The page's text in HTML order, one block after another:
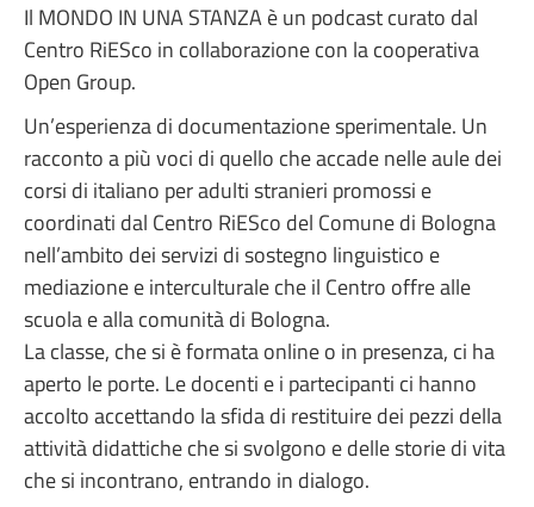
Il MONDO IN UNA STANZA è un podcast curato dal
Centro RiESco in collaborazione con la cooperativa
Open Group.
Un’esperienza di documentazione sperimentale. Un
racconto a più voci di quello che accade nelle aule dei
corsi di italiano per adulti stranieri promossi e
coordinati dal Centro RiESco del Comune di Bologna
nell’ambito dei servizi di sostegno linguistico e
mediazione e interculturale che il Centro offre alle
scuola e alla comunità di Bologna.
La classe, che si è formata online o in presenza, ci ha
aperto le porte. Le docenti e i partecipanti ci hanno
accolto accettando la sfida di restituire dei pezzi della
attività didattiche che si svolgono e delle storie di vita
che si incontrano, entrando in dialogo.